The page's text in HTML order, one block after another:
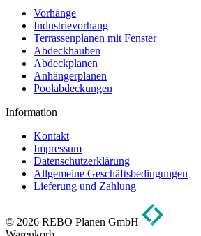
Vorhänge
Industrievorhang
Terrassenplanen mit Fenster
Abdeckhauben
Abdeckplanen
Anhängerplanen
Poolabdeckungen
Information
Kontakt
Impressum
Datenschutzerklärung
Allgemeine Geschäftsbedingungen
Lieferung und Zahlung
© 2026 REBO Planen GmbH